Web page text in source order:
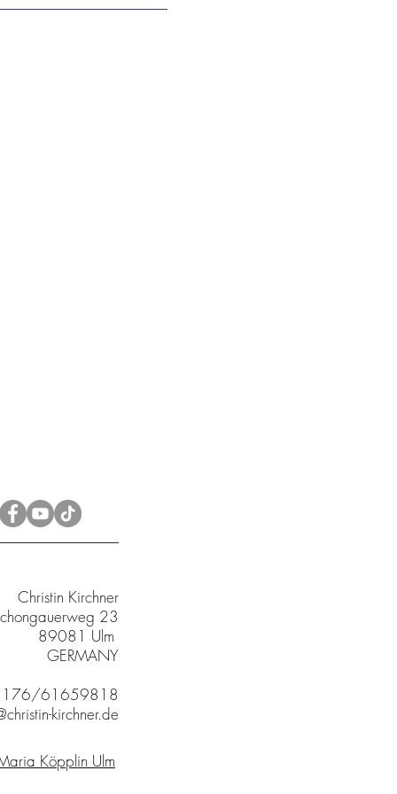
Christin Kirchner
23
89081 Ulm
GERMANY
176/61659818
kirchner.de
Köpplin Ulm